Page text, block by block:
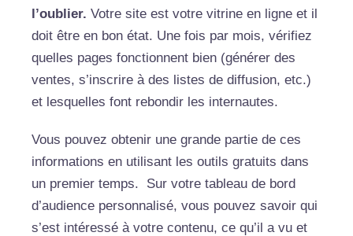
l’oublier. Votre site est votre vitrine en ligne et il
doit être en bon état. Une fois par mois, vérifiez
quelles pages fonctionnent bien (générer des
ventes, s’inscrire à des listes de diffusion, etc.)
et lesquelles font rebondir les internautes.
Vous pouvez obtenir une grande partie de ces
informations en utilisant les outils gratuits dans
un premier temps. Sur votre tableau de bord
d’audience personnalisé, vous pouvez savoir qui
s’est intéressé à votre contenu, ce qu’il a vu et